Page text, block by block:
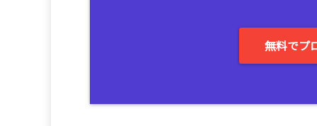
無料でプ